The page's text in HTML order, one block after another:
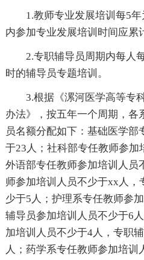
1.教师专业发展培训每5
内参加专业发展培训时间应累
2.专职辅导员周期内每人
时的辅导员专题培训。
3.根据《漯河医学高等专
办法》，按五年一个周期，各
员名额分配如下：基础医学
于23人；社科部专任教师参加
外语部专任教师参加培训人员
师参加培训人员不少于xx人，
少于5人；护理系专任教师参
辅导员参加培训人员不少于6
加培训人员不少于4人，专职
人；药学系专任教师参加培训